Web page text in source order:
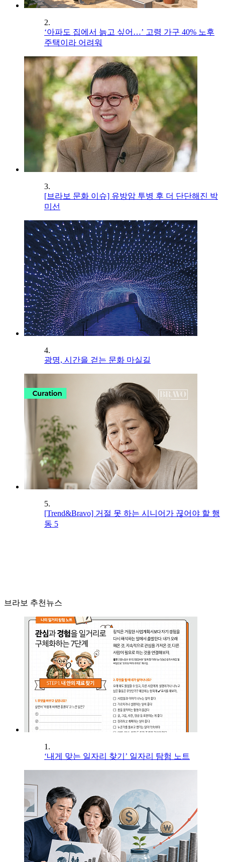
2.
‘아파도 집에서 늙고 싶어…’ 고령 가구 40% 노후
주택이라 어려워
3.
[브라보 문화 이슈] 유방암 투병 후 더 단단해진 박
미선
4.
광명, 시간을 걷는 문화 마실길
5.
[Trend&Bravo] 거절 못 하는 시니어가 끊어야 할 행
동 5
브라보 추천뉴스
1.
‘내게 맞는 일자리 찾기’ 일자리 탐험 노트